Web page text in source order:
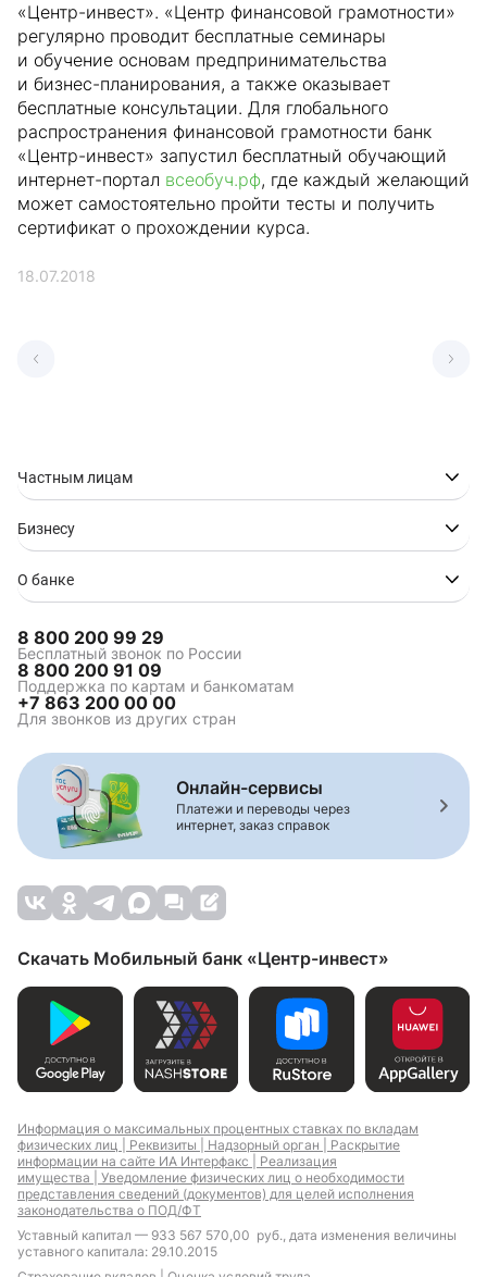
«Центр-инвест». «Центр финансовой грамотности»
регулярно проводит бесплатные семинары
и обучение основам предпринимательства
и бизнес-планирования, а также оказывает
бесплатные консультации. Для глобального
распространения финансовой грамотности банк
«Центр-инвест» запустил бесплатный обучающий
интернет-портал всеобуч.рф, где каждый желающий
может самостоятельно пройти тесты и получить
сертификат о прохождении курса.
18.07.2018
Частным лицам
Бизнесу
О банке
8 800 200 99 29
Бесплатный звонок по России
8 800 200 91 09
Поддержка по картам и банкоматам
+7 863 200 00 00
Для звонков из других стран
Онлайн-сервисы
Платежи и переводы через
интернет, заказ справок
Скачать Мобильный банк «Центр-инвест»
Информация о максимальных процентных ставках по вкладам
физических лиц | Реквизиты | Надзорный орган | Раскрытие
информации на сайте ИА Интерфакс | Реализация
имущества | Уведомление физических лиц о необходимости
представления сведений (документов) для целей исполнения
законодательства о ПОД/ФТ
Уставный капитал — 933 567 570,00 руб., дата изменения величины
уставного капитала: 29.10.2015